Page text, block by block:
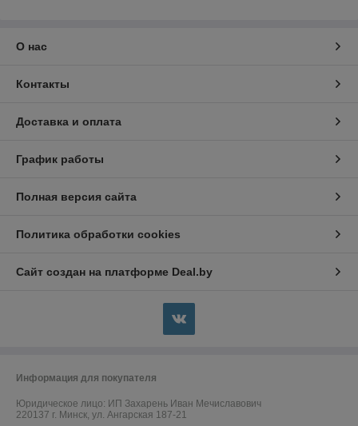
О нас
Контакты
Доставка и оплата
График работы
Полная версия сайта
Политика обработки cookies
Сайт создан на платформе Deal.by
Информация для покупателя
Юридическое лицо: ИП Захарень Иван Мечиславович
220137 г. Минск, ул. Ангарская 187-21